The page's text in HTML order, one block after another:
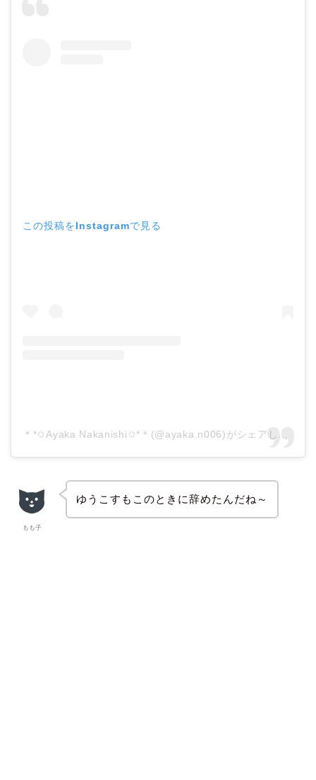
この投稿をInstagramで見る
＊*✩Ayaka Nakanishi✩*＊(@ayaka.n006)がシェアした投稿
もも子
ゆうこすもこのときに辞めたんだね～